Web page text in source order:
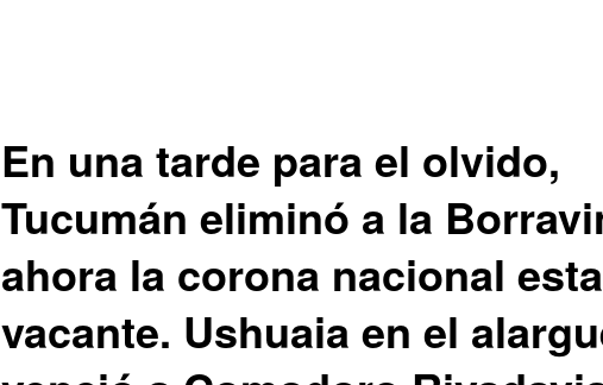
En una tarde para el olvido,
Tucumán eliminó a la
ahora la corona nacional esta
vacante. Ushuaia en el